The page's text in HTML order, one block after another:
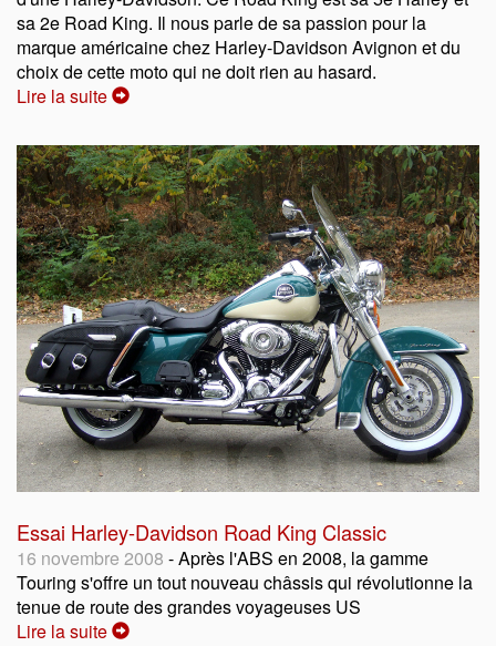
sa 2e Road King. Il nous parle de sa passion pour la
marque américaine chez Harley-Davidson Avignon et du
choix de cette moto qui ne doit rien au hasard.
Lire la suite
Essai Harley-Davidson Road King Classic
16 novembre 2008 - Après l'ABS en 2008, la gamme
Touring s'offre un tout nouveau châssis qui révolutionne la
tenue de route des grandes voyageuses US
Lire la suite